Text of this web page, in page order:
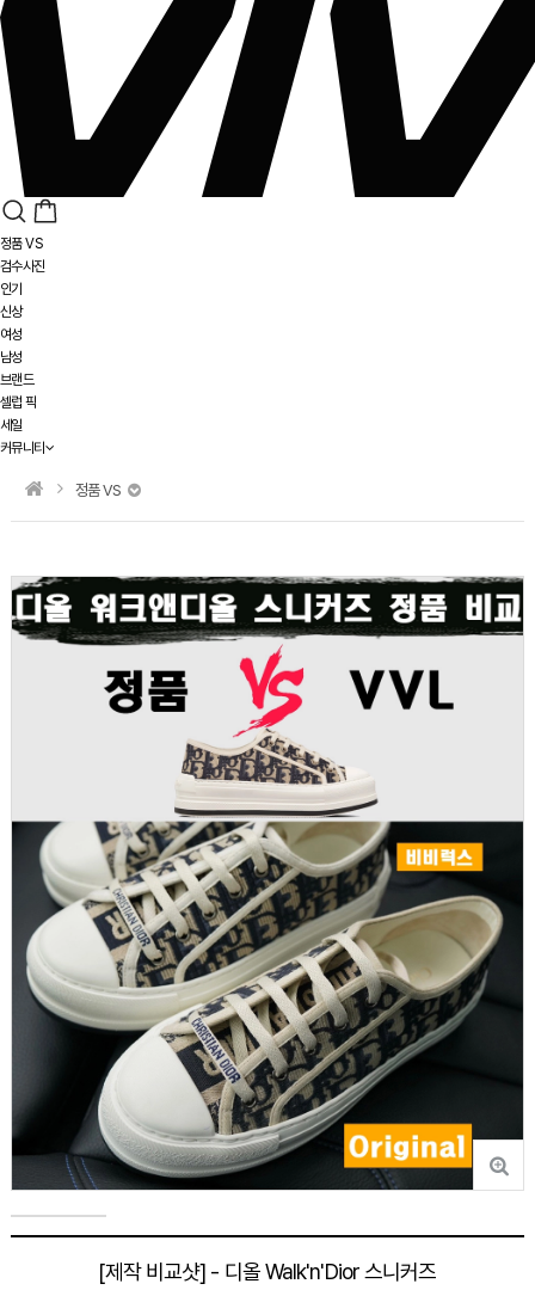
정품 VS
검수사진
인기
신상
여성
남성
브랜드
셀럽 픽
세일
커뮤니티
정품 VS
[제작 비교샷] - 디올 Walk'n'Dior 스니커즈